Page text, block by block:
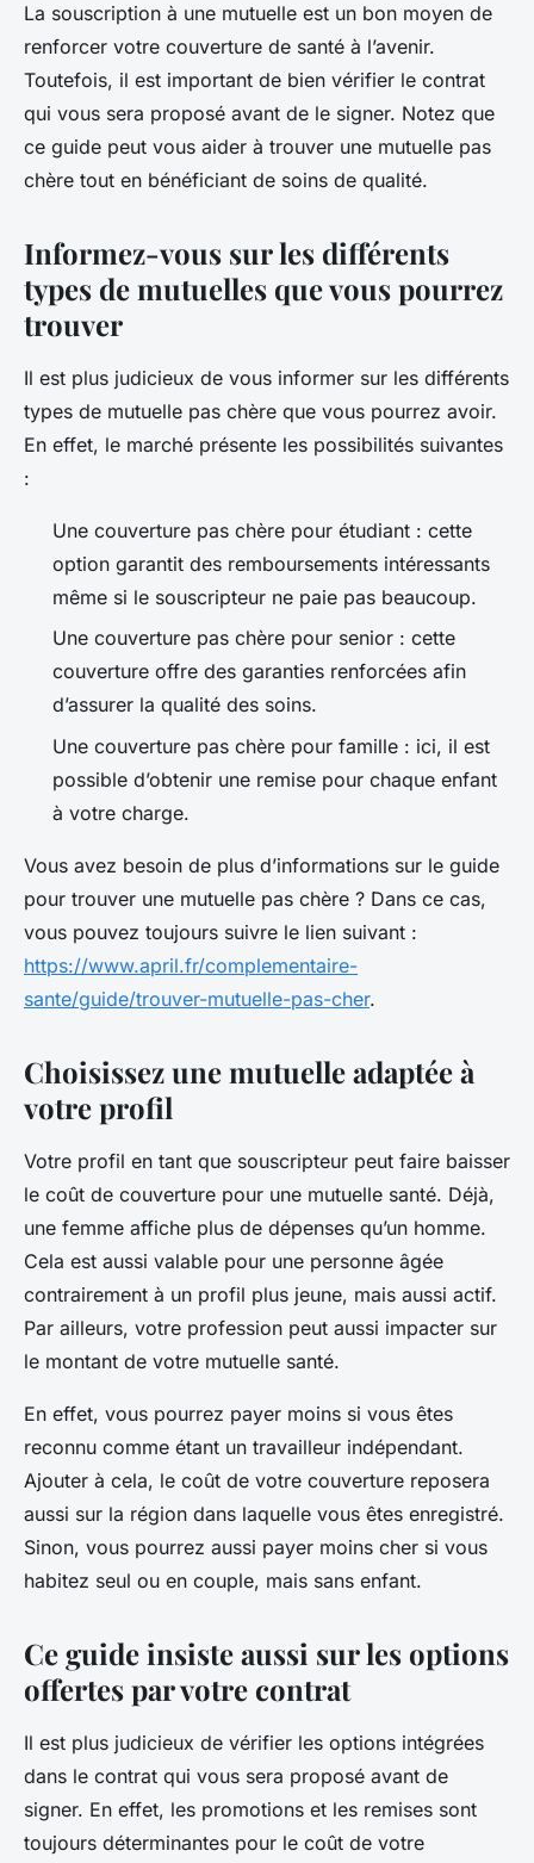
La souscription à une mutuelle est un bon moyen de
renforcer votre couverture de santé à l’avenir.
Toutefois, il est important de bien vérifier le contrat
qui vous sera proposé avant de le signer. Notez que
ce guide peut vous aider à trouver une mutuelle pas
chère tout en bénéficiant de soins de qualité.
Informez-vous sur les différents
types de mutuelles que vous pourrez
trouver
Il est plus judicieux de vous informer sur les différents
types de mutuelle pas chère que vous pourrez avoir.
En effet, le marché présente les possibilités suivantes
:
Une couverture pas chère pour étudiant : cette
option garantit des remboursements intéressants
même si le souscripteur ne paie pas beaucoup.
Une couverture pas chère pour senior : cette
couverture offre des garanties renforcées afin
d’assurer la qualité des soins.
Une couverture pas chère pour famille : ici, il est
possible d’obtenir une remise pour chaque enfant
à votre charge.
Vous avez besoin de plus d’informations sur le guide
pour trouver une mutuelle pas chère ? Dans ce cas,
vous pouvez toujours suivre le lien suivant :
https://www.april.fr/complementaire-
sante/guide/trouver-mutuelle-pas-cher.
Choisissez une mutuelle adaptée à
votre profil
Votre profil en tant que souscripteur peut faire baisser
le coût de couverture pour une mutuelle santé. Déjà,
une femme affiche plus de dépenses qu’un homme.
Cela est aussi valable pour une personne âgée
contrairement à un profil plus jeune, mais aussi actif.
Par ailleurs, votre profession peut aussi impacter sur
le montant de votre mutuelle santé.
En effet, vous pourrez payer moins si vous êtes
reconnu comme étant un travailleur indépendant.
Ajouter à cela, le coût de votre couverture reposera
aussi sur la région dans laquelle vous êtes enregistré.
Sinon, vous pourrez aussi payer moins cher si vous
habitez seul ou en couple, mais sans enfant.
Ce guide insiste aussi sur les options
offertes par votre contrat
Il est plus judicieux de vérifier les options intégrées
dans le contrat qui vous sera proposé avant de
signer. En effet, les promotions et les remises sont
toujours déterminantes pour le coût de votre